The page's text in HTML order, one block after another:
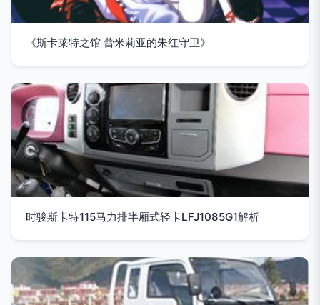
《斯卡莱特之馆 蕾米莉亚的朱红守卫》
时骏斯卡特115马力排半厢式轻卡LFJ1085G1解析